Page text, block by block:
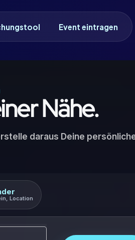
Event eintragen
Nähe.
daraus Deine
Location